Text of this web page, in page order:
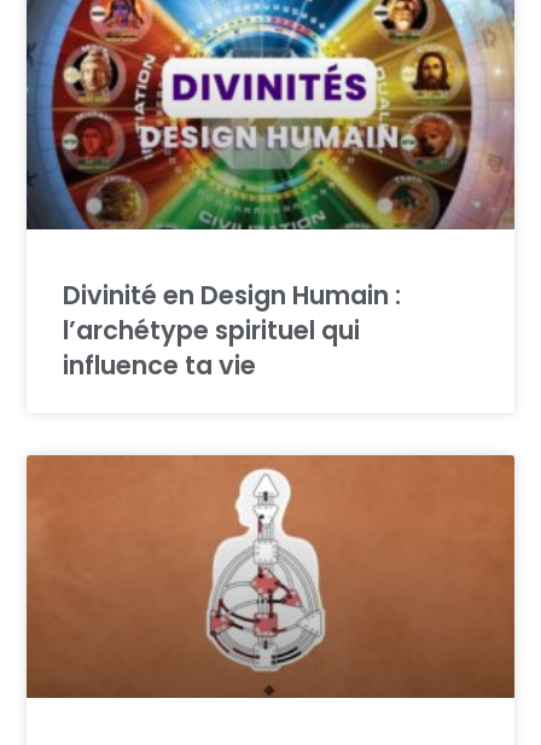
Divinité en Design Humain :
l’archétype spirituel qui
influence ta vie